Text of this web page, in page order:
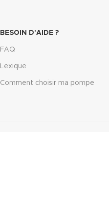
BESOIN D'AIDE ?
FAQ
Lexique
Comment choisir ma pompe